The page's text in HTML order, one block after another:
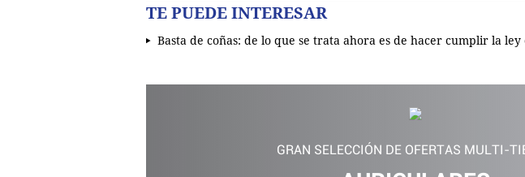
TE PUEDE INTERESAR
Basta de coñas: de lo que se trata ahora es de hacer cumplir la ley
GRAN SELECCIÓN DE OFERTAS MULTI-